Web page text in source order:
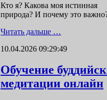
Кто я? Какова моя истинная
природа? И почему это
Читать дальше …
10.04.2026 09:29:49
Обучение
медитации онлайн